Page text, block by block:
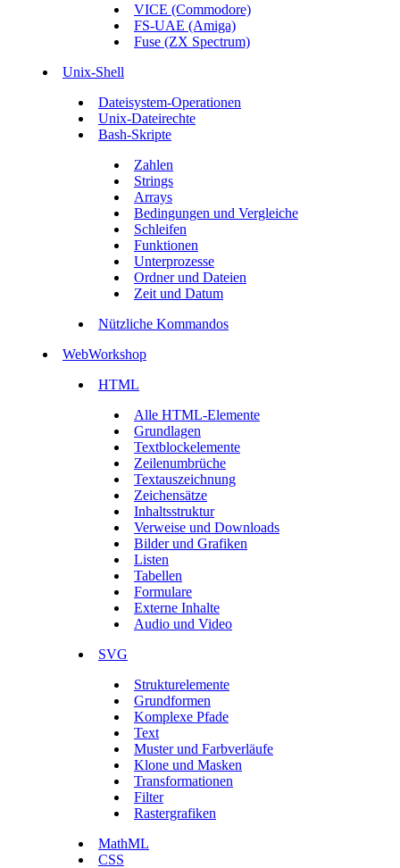
VICE (Commodore)
FS-UAE (Amiga)
Fuse (ZX Spectrum)
Unix-Shell
Dateisystem-Operationen
Unix-Dateirechte
Bash-Skripte
Zahlen
Strings
Arrays
Bedingungen und Vergleiche
Schleifen
Funktionen
Unterprozesse
Ordner und Dateien
Zeit und Datum
Nützliche Kommandos
WebWorkshop
HTML
Alle HTML-Elemente
Grundlagen
Textblockelemente
Zeilenumbrüche
Textauszeichnung
Zeichensätze
Inhaltsstruktur
Verweise und Downloads
Bilder und Grafiken
Listen
Tabellen
Formulare
Externe Inhalte
Audio und Video
SVG
Strukturelemente
Grundformen
Komplexe Pfade
Text
Muster und Farbverläufe
Klone und Masken
Transformationen
Filter
Rastergrafiken
MathML
CSS